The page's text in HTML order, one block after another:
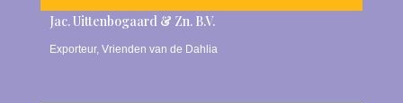
Jac. Uittenbogaard & Zn. B.V.
Exporteur, Vrienden van de Dahlia